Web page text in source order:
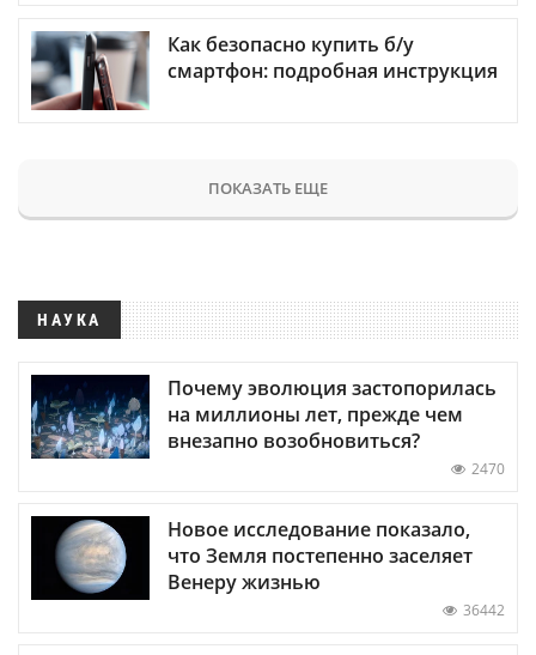
Как безопасно купить б/у
смартфон: подробная инструкция
ПОКАЗАТЬ ЕЩЕ
НАУКА
Почему эволюция застопорилась
на миллионы лет, прежде чем
внезапно возобновиться?
2470
Новое исследование показало,
что Земля постепенно заселяет
Венеру жизнью
36442